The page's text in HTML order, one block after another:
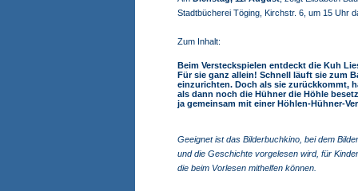
Stadtbücherei Töging, Kirchstr. 6, um 15 Uhr
Zum Inhalt:
Beim Versteckspielen entdeckt die Kuh
Für sie ganz allein! Schnell läuft sie zum
einzurichten. Doch als sie zurückkommt,
als dann noch die Hühner die Höhle
ja gemeinsam mit einer Höhlen-Hühner-
Geeignet ist das Bilderbuchkino, bei dem
und die Geschichte vorgelesen wird, für
die beim Vorlesen mithelfen können.